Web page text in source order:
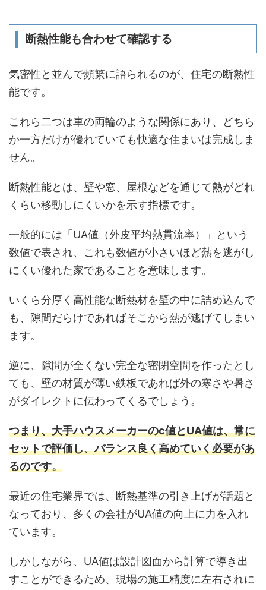
断熱性能も合わせて確認する
気密性と並んで頻繁に語られるのが、住宅の断熱性
能です。
これら二つは車の両輪のような関係にあり、どちら
か一方だけが優れていても快適な住まいは完成しま
せん。
断熱性能とは、壁や窓、屋根などを通じて熱がどれ
くらい移動しにくいかを示す指標です。
一般的には「UA値（外皮平均熱貫流率）」という
数値で表され、これも数値が小さいほど熱を逃がし
にくい優れた家であることを意味します。
いくら分厚く高性能な断熱材を壁の中に詰め込んで
も、隙間だらけであればそこから熱が逃げてしまい
ます。
逆に、隙間が全くない完全な密閉空間を作ったとし
ても、壁の材質が薄い鉄板であれば外の寒さや暑さ
がダイレクトに伝わってくるでしょう。
つまり、大手ハウスメーカーのc値とUA値は、常に
セットで評価し、バランス良く高めていく必要があ
るのです。
最近の住宅業界では、断熱基準の引き上げが話題と
なっており、多くの会社がUA値の向上に力を入れ
ています。
しかしながら、UA値は設計図面から計算で導き出
すことができるため、現場の施工精度に左右されに